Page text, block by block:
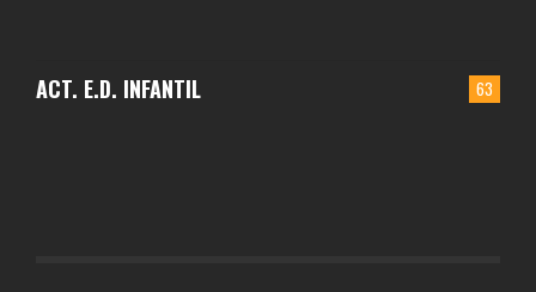
63
ACT. E.D. INFANTIL